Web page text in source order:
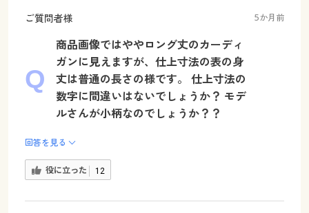
ご質問者様 5か月前
商品画像ではややロング丈のカーディ
ガンに見えますが、仕上寸法の表の身
丈は普通の長さの様です。 仕上寸法の
数字に間違いはないでしょうか？ モデ
ルさんが小柄なのでしょうか？？
回答を見る
役に立った 12